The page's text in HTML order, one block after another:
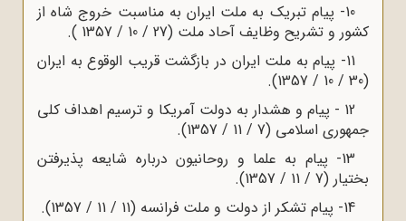
10- پیام تبریک به ملت ایران به مناسبت خروج شاه از
کشور و تشریح وظایف آحاد ملت (27 / 10 / 1357 ).
11- پیام به ملت ایران در بازگشت قریب الوقوع به ایران
(30 / 10 / 1357).
12 - پیام و هشدار به دولت آمریکا و ترسیم اهداف کلی
جمهوری اسلامی (7 / 11 / 1357).
13- پیام به علما و روحانیون درباره شایعه پذیرفتن
بختیار (7 / 11 / 1357).
14- پیام تشکر از دولت و ملت فرانسه (11 / 11 / 1357).